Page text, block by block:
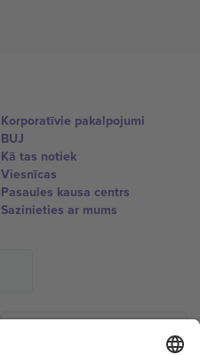
Korporatīvie pakalpojumi
BUJ
Kā tas notiek
Viesnīcas
Pasaules kausa centrs
Sazinieties ar mums